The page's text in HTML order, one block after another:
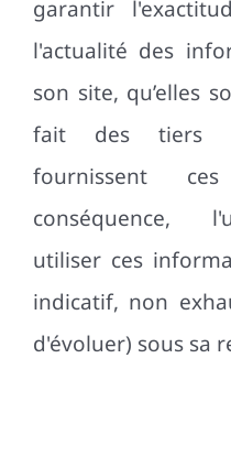
garantir
l'actualité des
son site, qu’elles
fait des tiers
fournissent
conséquence,
utiliser ces
indicatif, non
d'évoluer) sous sa